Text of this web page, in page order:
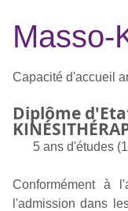
Masso-
Capacité d'accueil
Diplôme
5 ans d'études
Conformément à
l'admission dans